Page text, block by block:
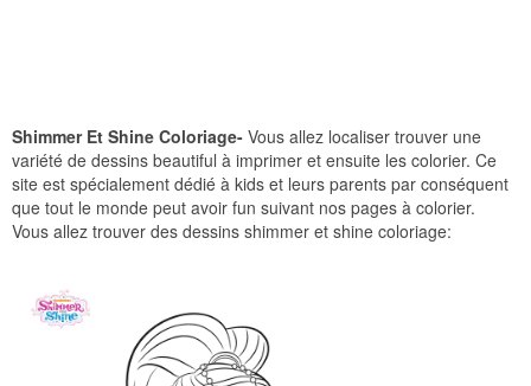
Shimmer Et Shine Coloriage- Vous allez localiser trouver une
variété de dessins beautiful à imprimer et ensuite les colorier. Ce
site est spécialement dédié à kids et leurs parents par conséquent
que tout le monde peut avoir fun suivant nos pages à colorier.
Vous allez trouver des dessins shimmer et shine coloriage: